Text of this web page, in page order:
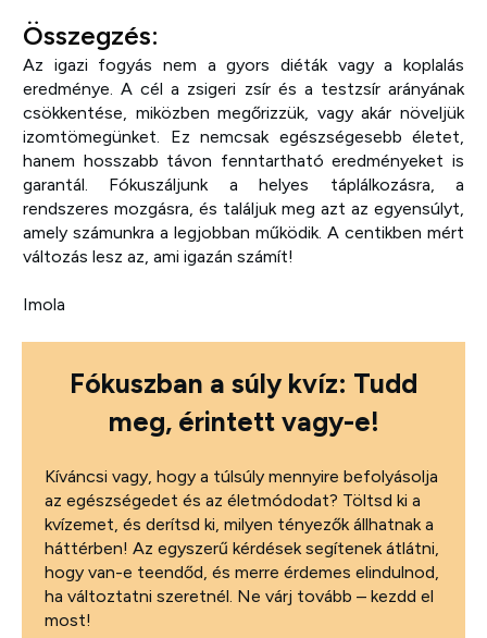
Összegzés:
Az igazi fogyás nem a gyors diéták vagy a koplalás
eredménye. A cél a zsigeri zsír és a testzsír arányának
csökkentése, miközben megőrizzük, vagy akár növeljük
izomtömegünket. Ez nemcsak egészségesebb életet,
hanem hosszabb távon fenntartható eredményeket is
garantál. Fókuszáljunk a helyes táplálkozásra, a
rendszeres mozgásra, és találjuk meg azt az egyensúlyt,
amely számunkra a legjobban működik. A centikben mért
változás lesz az, ami igazán számít!
Imola
Fókuszban a súly kvíz: Tudd
meg, érintett vagy-e!
Kíváncsi vagy, hogy a túlsúly mennyire befolyásolja
az egészségedet és az életmódodat? Töltsd ki a
kvízemet, és derítsd ki, milyen tényezők állhatnak a
háttérben! Az egyszerű kérdések segítenek átlátni,
hogy van-e teendőd, és merre érdemes elindulnod,
ha változtatni szeretnél. Ne várj tovább – kezdd el
most!